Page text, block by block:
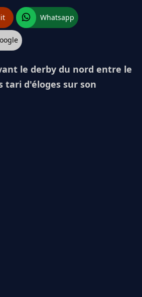
Whatsapp
le derby du nord entre le
tari d'éloges sur son